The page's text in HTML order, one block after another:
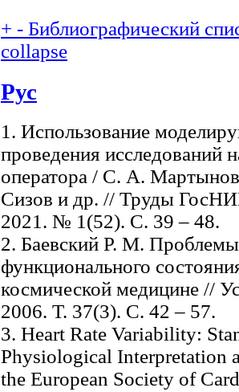
+ - Библиографический
collapse
Рус
1. Использование
проведения исследований
оператора / С. А.
Сизов и др. // Труды
2021. № 1(52). С. 39 – 48.
2. Баевский Р. М.
функционального
космической медицине //
2006. Т. 37(3). С. 42 – 57.
3. Heart Rate Variability:
Physiological Interpretation
the European Society of